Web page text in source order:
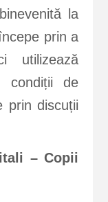
la
prin a
utilizează
condiții de
prin discuții
– Copii